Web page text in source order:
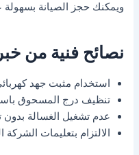
ويمكنك حجز الصيانة
نصائح فنية من
استخدام مثبت جهد
تنظيف درج المسحوق
عدم تشغيل الغسالة بدون
الالتزام بتعليمات الشركة